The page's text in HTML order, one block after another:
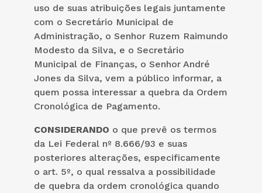
uso de suas atribuições legais juntamente
com o Secretário Municipal de
Administração, o Senhor Ruzem Raimundo
Modesto da Silva, e o Secretário
Municipal de Finanças, o Senhor André
Jones da Silva, vem a público informar, a
quem possa interessar a quebra da Ordem
Cronológica de Pagamento.
CONSIDERANDO o que prevê os termos
da Lei Federal nº 8.666/93 e suas
posteriores alterações, especificamente
o art. 5º, o qual ressalva a possibilidade
de quebra da ordem cronológica quando